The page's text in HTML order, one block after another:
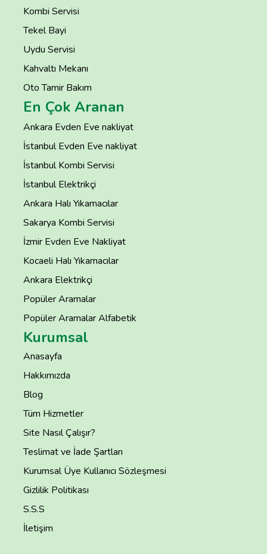
Kombi Servisi
Tekel Bayi
Uydu Servisi
Kahvaltı Mekanı
Oto Tamir Bakım
En Çok Aranan
Ankara Evden Eve nakliyat
İstanbul Evden Eve nakliyat
İstanbul Kombi Servisi
İstanbul Elektrikçi
Ankara Halı Yıkamacılar
Sakarya Kombi Servisi
İzmir Evden Eve Nakliyat
Kocaeli Halı Yıkamacılar
Ankara Elektrikçi
Popüler Aramalar
Popüler Aramalar Alfabetik
Kurumsal
Anasayfa
Hakkımızda
Blog
Tüm Hizmetler
Site Nasıl Çalışır?
Teslimat ve İade Şartları
Kurumsal Üye Kullanıcı Sözleşmesi
Gizlilik Politikası
S.S.S
İletişim